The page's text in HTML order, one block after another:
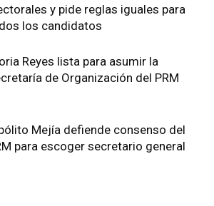
y pide reglas iguales para
los candidatos
Reyes lista para asumir la
de Organización del PRM
Mejía defiende consenso del
para escoger secretario general